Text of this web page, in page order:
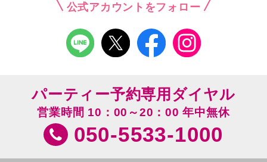
公式アカウントをフォロー
パーティー予約専用ダイヤル
営業時間 10：00～20：00 年中無休
050-5533-1000